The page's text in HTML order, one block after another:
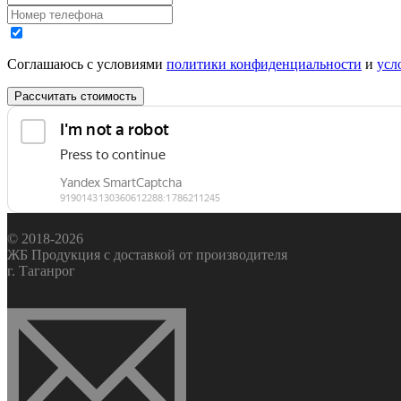
Соглашаюсь с условиями политики конфиденциальности и
Рассчитать стоимость
© 2018-2026
ЖБ Продукция с доставкой от производителя
г. Таганрог